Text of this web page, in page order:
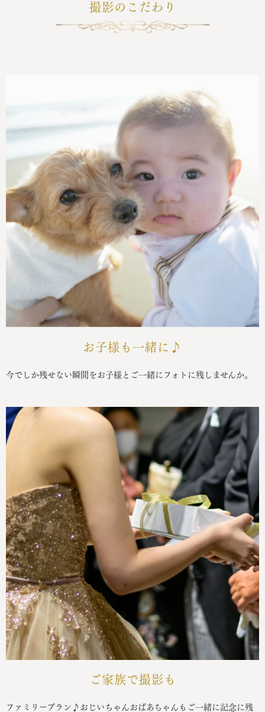
撮影のこだわり
お子様も一緒に♪
今でしか残せない瞬間をお子様とご一緒にフォトに残しませんか。
ご家族で撮影も
ファミリープラン♪おじいちゃんおばあちゃんもご一緒に記念に残